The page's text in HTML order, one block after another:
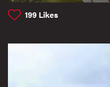
199 Likes